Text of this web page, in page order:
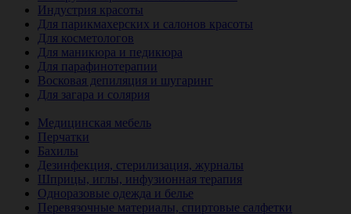
Индустрия красоты
Для парикмахерских и салонов красоты
Для косметологов
Для маникюра и педикюра
Для парафинотерапии
Восковая депиляция и шугаринг
Для загара и солярия
Медицинская мебель
Перчатки
Бахилы
Дезинфекция, стерилизация, журналы
Шприцы, иглы, инфузионная терапия
Одноразовые одежда и белье
Перевязочные материалы, спиртовые салфетки